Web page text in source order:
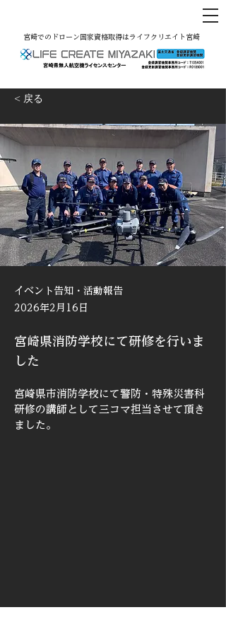
宮崎でのドローン国家資格取得はライフクリエイト宮崎
< 戻る
イベント告知・活動報告
2026年2月16日
宮崎県消防学校にて研修を行いま
した
宮崎県市消防学校にて警防・特殊災害科
研修の講師として三コマ担当させて頂き
ました。